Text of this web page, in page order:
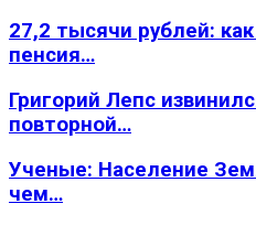
27,2 тысячи рублей:
пенсия…
Григорий Лепс
повторной…
Ученые: Население
чем…